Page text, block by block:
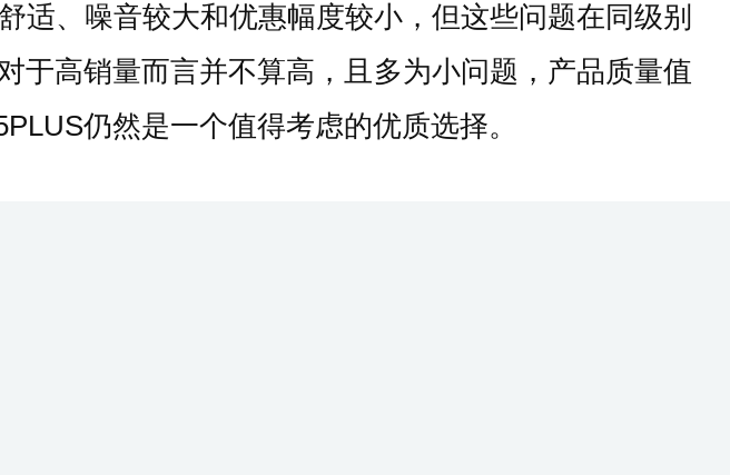
适、噪音较大和优惠幅度较小，但这些问题在同级别
于高销量而言并不算高，且多为小问题，产品质量值
仍然是一个值得考虑的优质选择。